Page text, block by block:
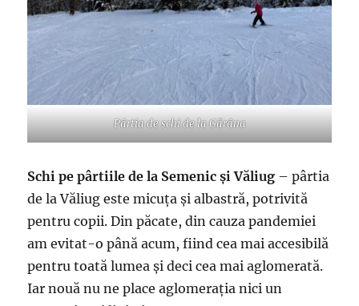
Pârtia de schi de la Gărâna
Schi pe pârtiile de la Semenic și Văliug – pârtia
de la Văliug este micuța și albastră, potrivită
pentru copii. Din păcate, din cauza pandemiei
am evitat-o până acum, fiind cea mai accesibilă
pentru toată lumea și deci cea mai aglomerată.
Iar nouă nu ne place aglomerația nici un